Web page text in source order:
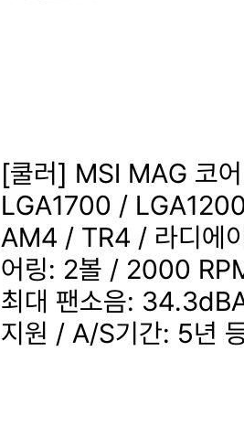
[쿨러] MSI MAG 코
LGA1700 /
AM4 / TR4 / 라디에
어링: 2볼 / 2000
최대 팬소음:
지원 / A/S기간: 5년